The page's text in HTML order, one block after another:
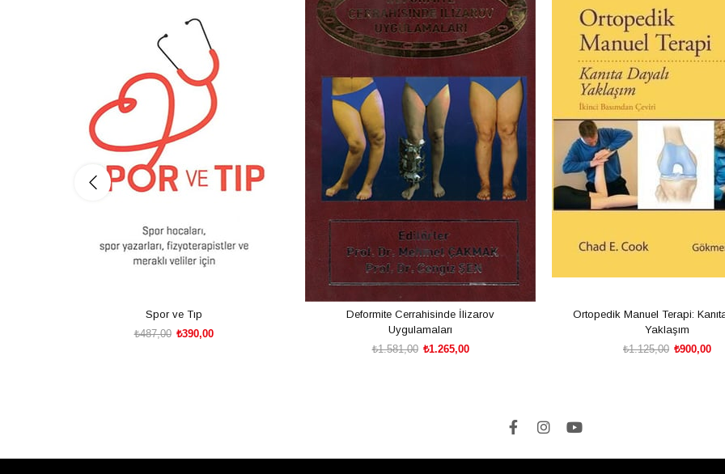
Spor ve Tıp
₺390,00
₺487,00
%20İndirim
Deformite Cerrahisinde İlizarov
Uygulamaları
₺1.265,00
₺1.581,00
%20İndirim
Ortopedik Manuel Terapi:
Yaklaşım
₺900,00
₺1.125,00